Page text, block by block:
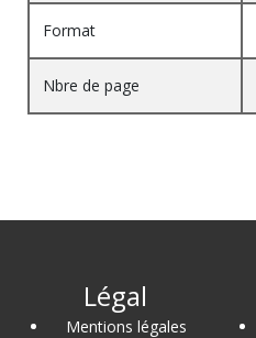
Format
Nbre de page
Légal
Mentions légales